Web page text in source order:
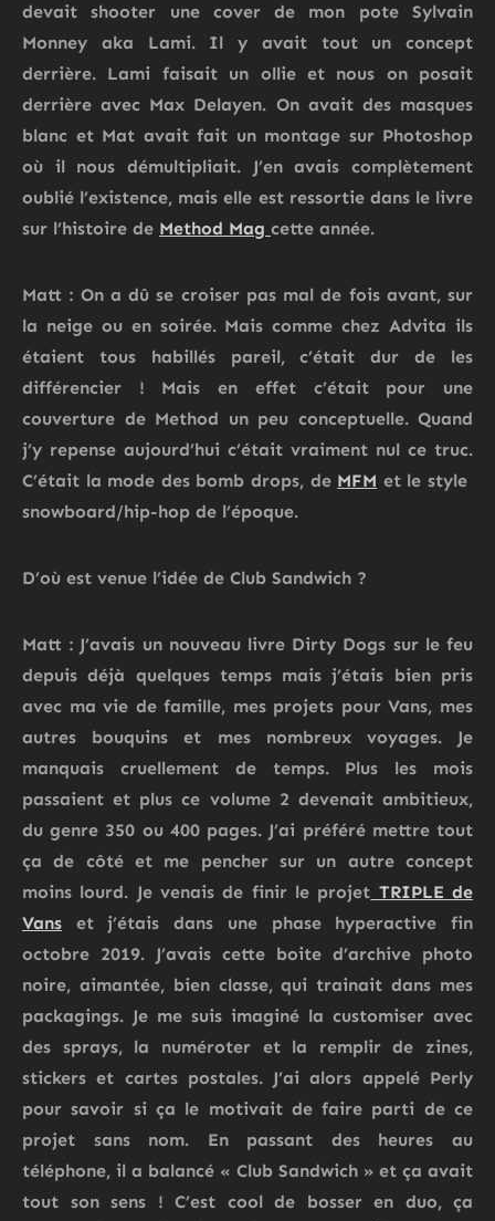
devait shooter une cover de mon pote Sylvain
Monney aka Lami. Il y avait tout un concept
derrière. Lami faisait un ollie et nous on posait
derrière avec Max Delayen. On avait des masques
blanc et Mat avait fait un montage sur Photoshop
où il nous démultipliait. J’en avais complètement
oublié l’existence, mais elle est ressortie dans le livre
sur l’histoire de Method Mag cette année.
Matt : On a dû se croiser pas mal de fois avant, sur
la neige ou en soirée. Mais comme chez Advita ils
étaient tous habillés pareil, c’était dur de les
différencier ! Mais en effet c’était pour une
couverture de Method un peu conceptuelle. Quand
j’y repense aujourd’hui c’était vraiment nul ce truc.
C’était la mode des bomb drops, de MFM et le style
snowboard/hip-hop de l’époque.
D’où est venue l’idée de Club Sandwich ?
Matt : J’avais un nouveau livre Dirty Dogs sur le feu
depuis déjà quelques temps mais j’étais bien pris
avec ma vie de famille, mes projets pour Vans, mes
autres bouquins et mes nombreux voyages. Je
manquais cruellement de temps. Plus les mois
passaient et plus ce volume 2 devenait ambitieux,
du genre 350 ou 400 pages. J’ai préféré mettre tout
ça de côté et me pencher sur un autre concept
moins lourd. Je venais de finir le projet TRIPLE de
Vans et j’étais dans une phase hyperactive fin
octobre 2019. J’avais cette boite d’archive photo
noire, aimantée, bien classe, qui trainait dans mes
packagings. Je me suis imaginé la customiser avec
des sprays, la numéroter et la remplir de zines,
stickers et cartes postales. J’ai alors appelé Perly
pour savoir si ça le motivait de faire parti de ce
projet sans nom. En passant des heures au
téléphone, il a balancé « Club Sandwich » et ça avait
tout son sens ! C’est cool de bosser en duo, ça